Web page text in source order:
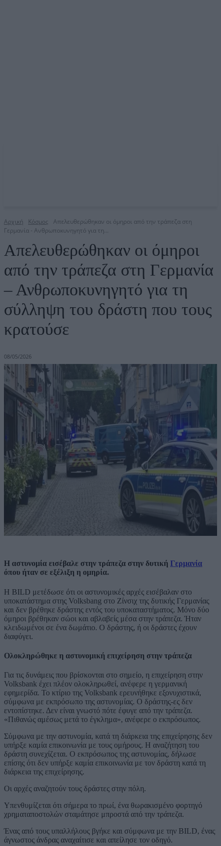
Αρχική Κόσμος
Απελευθερώθηκαν οι όμηροι από την τράπεζα στη
Γερμανία - Ανθρωποκυνηγητό για τη...
Απελευθερώθηκαν οι όμηροι
από την τράπεζα στη Γερμανία
– Ανθρωποκυνηγητό για τη
σύλληψη του δράστη που τους
κρατούσε
08/05/2026
H αστυνομία εισέβαλε στην τράπεζα στην δυτική Γερμανία
όπου ήταν σε εξέλιξη η ομηρία.
Η BILD μετέδωσε ότι οι αστυνομικές αρχές εισέβαλαν στο
υποκατάστημα στης Volksbang στο Ζίνσιχ της δυτικής Γερμανίας
και δεν βρέθηκε δράστης εντός του υποκαταστήματος. Μόνο δύο
όμηροι βρέθηκαν σώοι και αβλαβείς μέσα στην τράπεζα. Ήταν
κλειδωμένοι σε ένα δωμάτιο. Ο δράστης, ή οι δράστες έχουν
διαφύγει.
Ολοκληρώθηκε η αστυνομική επιχείρηση στην τράπεζα
Για τις δυνάμεις που βρίσκονται στο σημείο, η επιχείρηση στην
Volksbank έχει πλέον ολοκληρωθεί, ανέφερε η γερμανική
εφημερίδα. Το κτίριο της Volksbank ερευνήθηκε εξονυχιστικά,
σύμφωνα με εκπρόσωπο της αστυνομίας. Ο δράστης-ες δεν
εντοπίστηκε. Δεν είναι γνωστό πότε έφυγε από την τράπεζα.
«Πιθανώς αμέσως μετά το έγκλημα», ανέφερε ο εκπρόσωπος.
Σύμφωνα με την αστυνομία, κατά τη διάρκεια της επιχείρησης δεν
υπήρξε καμία επικοινωνία με τους ομήρους. Η αναζήτηση του
δράστη συνεχίζεται. Ο εκπρόσωπος της αστυνομίας, δήλωσε
επίσης ότι δεν υπήρξε καμία επικοινωνία με τον δράστη κατά τη
διάρκεια της επιχείρησης.
Οι αρχές αναζητούν τους δράστες στην πόλη.
Υπενθυμίζεται ότι σήμερα το πρωί, ένα θωρακισμένο φορτηγό
χρηματαποστολών σταμάτησε μπροστά από την τράπεζα.
Ένας από τους υπαλλήλους βγήκε και σύμφωνα με την BILD, ένας
άγνωστος άνδρας αναχαίτισε και απείλησε τον οδηγό.